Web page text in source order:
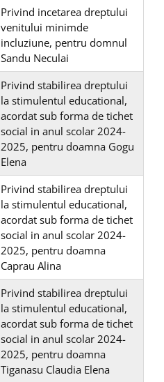
Privind incetarea dreptului
venitului minimde
incluziune, pentru domnul
Sandu Neculai
Privind stabilirea dreptului
la stimulentul educational,
acordat sub forma de tichet
social in anul scolar 2024-
2025, pentru doamna Gogu
Elena
Privind stabilirea dreptului
la stimulentul educational,
acordat sub forma de tichet
social in anul scolar 2024-
2025, pentru doamna
Caprau Alina
Privind stabilirea dreptului
la stimulentul educational,
acordat sub forma de tichet
social in anul scolar 2024-
2025, pentru doamna
Tiganasu Claudia Elena